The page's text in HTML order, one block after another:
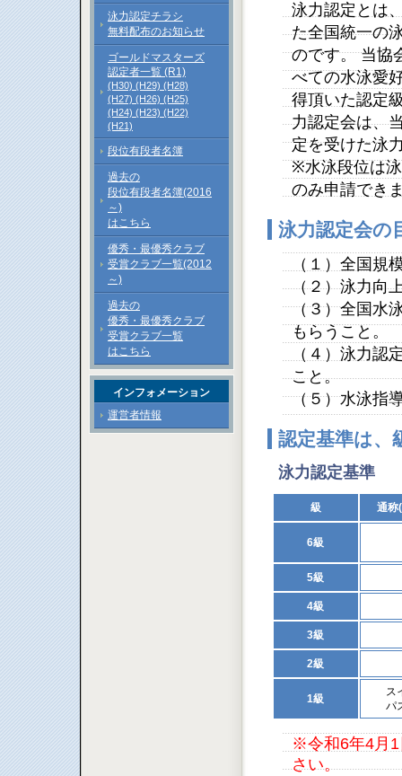
泳力認定とは
た全国統一の
のです。 当協
べての水泳愛
得頂いた認定
力認定会は、
定を受けた泳
※水泳段位は
のみ申請でき
泳力認定会の
（１）全国規
（２）泳力向
（３）全国水
もらうこと。
（４）泳力認
こと。
（５）水泳指
認定基準は、
泳力認定基準
級 通称
6級
5級
4級
3級
2級
1級
ス
パ
※令和6年4月1
さい。
泳力認定チラシ
無料配布のお知らせ
ゴールドマスターズ
認定者一覧 (R1)
(H30) (H29) (H28)
(H27) (H26) (H25)
(H24) (H23) (H22)
(H21)
段位有段者名簿
過去の
段位有段者名簿(2016
～)
はこちら
優秀・最優秀クラブ
受賞クラブ一覧(2012
～)
過去の
優秀・最優秀クラブ
受賞クラブ一覧
はこちら
インフォメーション
運営者情報